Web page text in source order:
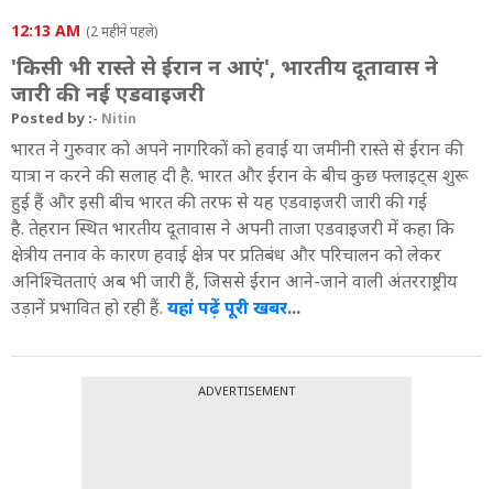
12:13 AM (2 महीने पहले)
'किसी भी रास्ते से ईरान न आएं', भारतीय दूतावास ने
जारी की नई एडवाइजरी
Posted by :- Nitin
भारत ने गुरुवार को अपने नागरिकों को हवाई या जमीनी रास्ते से ईरान की
यात्रा न करने की सलाह दी है. भारत और ईरान के बीच कुछ फ्लाइट्स शुरू
हुई हैं और इसी बीच भारत की तरफ से यह एडवाइजरी जारी की गई
है. तेहरान स्थित भारतीय दूतावास ने अपनी ताजा एडवाइजरी में कहा कि
क्षेत्रीय तनाव के कारण हवाई क्षेत्र पर प्रतिबंध और परिचालन को लेकर
अनिश्चितताएं अब भी जारी हैं, जिससे ईरान आने-जाने वाली अंतरराष्ट्रीय
उड़ानें प्रभावित हो रही हैं. यहां पढ़ें पूरी खबर...
ADVERTISEMENT